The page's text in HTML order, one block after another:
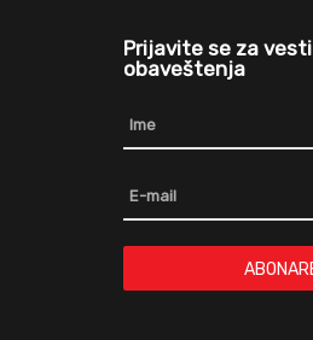
Prijavite se za
obaveštenja